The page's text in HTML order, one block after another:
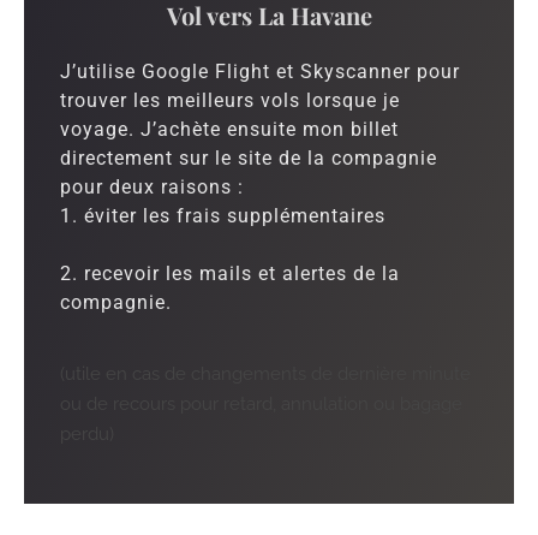
Vol vers La Havane
J’utilise Google Flight et Skyscanner pour
trouver les meilleurs vols lorsque je
voyage. J’achète ensuite mon billet
directement sur le site de la compagnie
pour deux raisons :
1. éviter les frais supplémentaires
2. recevoir les mails et alertes de la
compagnie.